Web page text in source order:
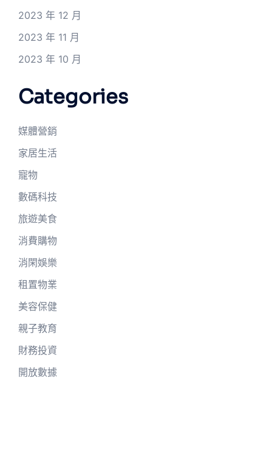
2023 年 12 月
2023 年 11 月
2023 年 10 月
Categories
媒體營銷
家居生活
寵物
數碼科技
旅遊美食
消費購物
消閑娛樂
租置物業
美容保健
親子教育
財務投資
開放數據